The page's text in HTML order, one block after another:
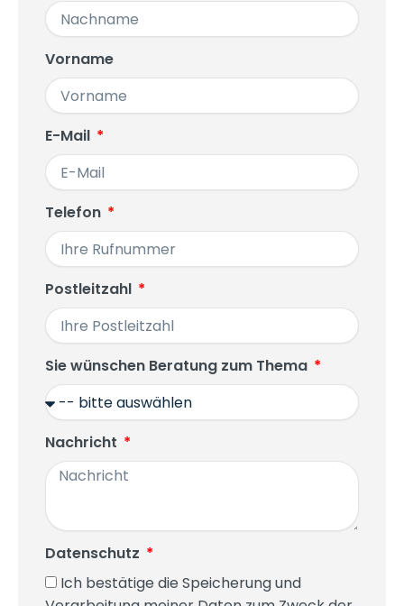
Vorname
E-Mail
Telefon
Postleitzahl
Sie wünschen Beratung zum Thema
Nachricht
Datenschutz
Ich bestätige die Speicherung und